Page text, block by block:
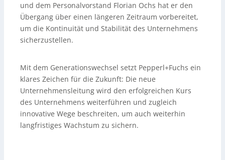
und dem Personalvorstand Florian Ochs hat er den
Übergang über einen längeren Zeitraum vorbereitet,
um die Kontinuität und Stabilität des Unternehmens
sicherzustellen.
Mit dem Generationswechsel setzt Pepperl+Fuchs ein
klares Zeichen für die Zukunft: Die neue
Unternehmensleitung wird den erfolgreichen Kurs
des Unternehmens weiterführen und zugleich
innovative Wege beschreiten, um auch weiterhin
langfristiges Wachstum zu sichern.